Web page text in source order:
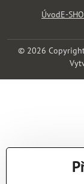
ÚvodE-
© 2026